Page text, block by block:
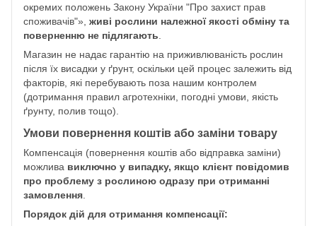
окремих положень Закону України "Про захист прав
споживачів"», живі рослини належної якості обміну та
поверненню не підлягають
Магазин не надає гарантію на приживлюваність рослин
після їх висадки у ґрунт, оскільки цей процес залежить від
факторів, які перебувають поза нашим контролем
(дотримання правил агротехніки, погодні умови, якість
ґрунту, полив тощо).
Умови повернення коштів або заміни товару
Компенсація (повернення коштів або відправка заміни)
можлива виключно у випадку, якщо клієнт повідомив
про проблему з рослиною одразу при отриманні
замовлення
Порядок дій для отримання компенсації: